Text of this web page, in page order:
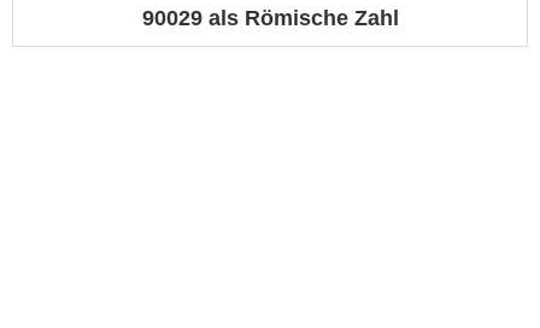
90029 als Römische Zahl